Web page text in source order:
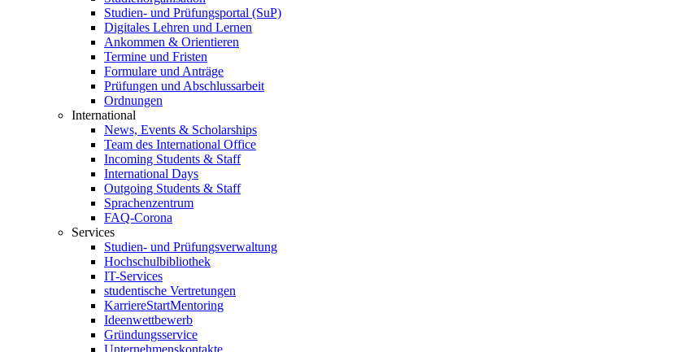
Studien- und Prüfungsportal (SuP)
Digitales Lehren und Lernen
Ankommen & Orientieren
Termine und Fristen
Formulare und Anträge
Prüfungen und Abschlussarbeit
Ordnungen
International
News, Events & Scholarships
Team des International Office
Incoming Students & Staff
International Days
Outgoing Students & Staff
Sprachenzentrum
FAQ-Corona
Services
Studien- und Prüfungsverwaltung
Hochschulbibliothek
IT-Services
studentische Vertretungen
KarriereStartMentoring
Ideenwettbewerb
Gründungsservice